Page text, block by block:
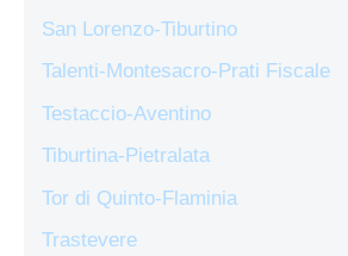
San Lorenzo-Tiburtino
Talenti-Montesacro-Prati Fiscale
Testaccio-Aventino
Tiburtina-Pietralata
Tor di Quinto-Flaminia
Trastevere